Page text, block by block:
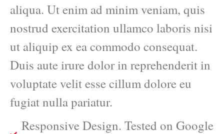
aliqua. Ut enim ad minim veniam, quis
nostrud exercitation ullamco laboris nisi
ut aliquip ex ea commodo consequat.
Duis aute irure dolor in reprehenderit in
voluptate velit esse cillum dolore eu
fugiat nulla pariatur.
Responsive Design. Tested on Google